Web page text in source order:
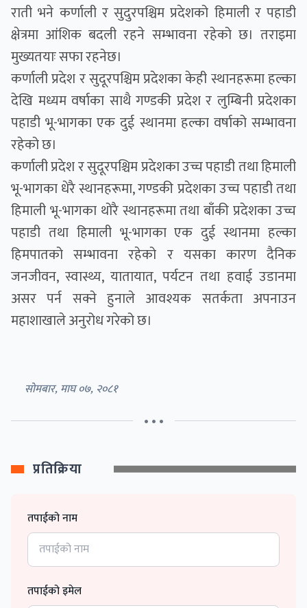
राती भने कर्णाली र सुदुरपश्चिम प्रदेशको हिमाली र पहाडी
क्षेत्रमा आंंशिक बदली रहने सम्भावना रहेको छ। तराइमा
मुख्यतयाः सफा रहनेछ।
कर्णाली प्रदेश र सुदूरपश्चिम प्रदेशका केही स्थानहरूमा हल्का
देखि मध्यम वर्षाका साथै गण्डकी प्रदेश र लुम्बिनी प्रदेशका
पहाडी भू-भागका एक दुई स्थानमा हल्का वर्षाको सम्भावना
रहेको छ।
कर्णाली प्रदेश र सुदूरपश्चिम प्रदेशका उच्च पहाडी तथा हिमाली
भू-भागका धेरै स्थानहरूमा, गण्डकी प्रदेशका उच्च पहाडी तथा
हिमाली भू-भागका थोरै स्थानहरूमा तथा बाँकी प्रदेशका उच्च
पहाडी तथा हिमाली भू-भागका एक दुई स्थानमा हल्का
हिमपातको सम्भावना रहेको र यसका कारण दैनिक
जनजीवन, स्वास्थ्य, यातायात, पर्यटन तथा हवाई उडानमा
असर पर्न सक्ने हुनाले आवश्यक सतर्कता अपनाउन
महाशाखाले अनुरोध गरेको छ।
सोमबार, माघ ०७, २०८१
• • •
प्रतिक्रिया
तपाईको नाम
तपाईको इमेल